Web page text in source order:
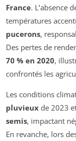
France. L’absence
températures
pucerons,
Des pertes de
70 % en 2020,
confrontés les
Les conditions
pluvieux de 2023
semis, impactant
En revanche, lors